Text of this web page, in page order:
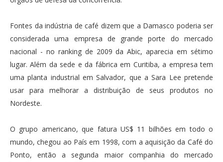
Fontes da indústria de café dizem que a Damasco poderia ser
considerada uma empresa de grande porte do mercado
nacional - no ranking de 2009 da Abic, aparecia em sétimo
lugar. Além da sede e da fábrica em Curitiba, a empresa tem
uma planta industrial em Salvador, que a Sara Lee pretende
usar para melhorar a distribuição de seus produtos no
Nordeste.
O grupo americano, que fatura US$ 11 bilhões em todo o
mundo, chegou ao País em 1998, com a aquisição da Café do
Ponto, então a segunda maior companhia do mercado